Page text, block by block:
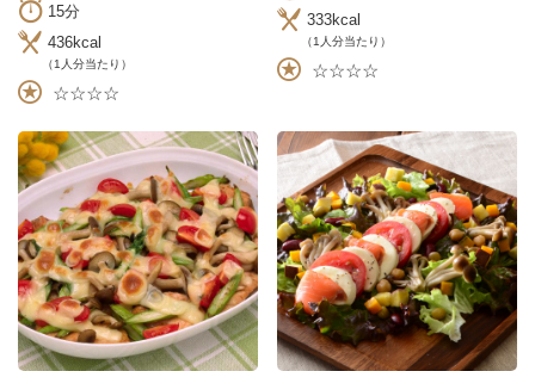
15分
436kcal
（1人分当たり）
☆☆☆☆
333kcal
（1人分当たり）
☆☆☆☆